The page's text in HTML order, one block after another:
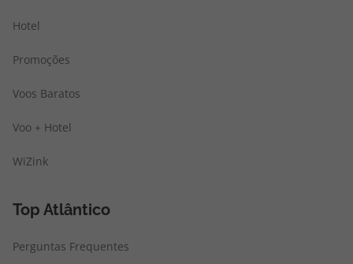
Hotel
Promoções
Voos Baratos
Voo + Hotel
WiZink
Top Atlântico
Perguntas Frequentes